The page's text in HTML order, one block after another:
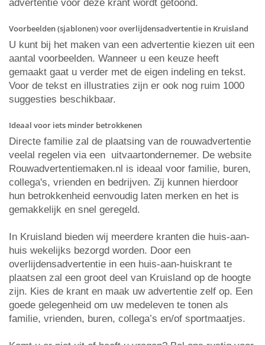
advertentie voor deze krant wordt getoond.
Voorbeelden (sjablonen) voor overlijdensadvertentie in Kruisland
U kunt bij het maken van een advertentie kiezen uit een
aantal voorbeelden. Wanneer u een keuze heeft
gemaakt gaat u verder met de eigen indeling en tekst.
Voor de tekst en illustraties zijn er ook nog ruim 1000
suggesties beschikbaar.
Ideaal voor iets minder betrokkenen
Directe familie zal de plaatsing van de rouwadvertentie
veelal regelen via een uitvaartondernemer. De website
Rouwadvertentiemaken.nl is ideaal voor familie, buren,
collega's, vrienden en bedrijven. Zij kunnen hierdoor
hun betrokkenheid eenvoudig laten merken en het is
gemakkelijk en snel geregeld.
In Kruisland bieden wij meerdere kranten die huis-aan-
huis wekelijks bezorgd worden. Door een
overlijdensadvertentie in een huis-aan-huiskrant te
plaatsen zal een groot deel van Kruisland op de hoogte
zijn. Kies de krant en maak uw advertentie zelf op. Een
goede gelegenheid om uw medeleven te tonen als
familie, vrienden, buren, collega’s en/of sportmaatjes.